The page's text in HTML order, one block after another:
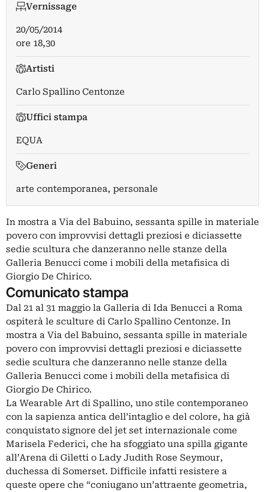
Vernissage
20/05/2014
ore 18,30
Artisti
Carlo Spallino Centonze
Uffici stampa
EQUA
Generi
arte contemporanea, personale
In mostra a Via del Babuino, sessanta spille in materiale
povero con improvvisi dettagli preziosi e diciassette
sedie scultura che danzeranno nelle stanze della
Galleria Benucci come i mobili della metafisica di
Giorgio De Chirico.
Comunicato stampa
Dal 21 al 31 maggio la Galleria di Ida Benucci a Roma
ospiterà le sculture di Carlo Spallino Centonze. In
mostra a Via del Babuino, sessanta spille in materiale
povero con improvvisi dettagli preziosi e diciassette
sedie scultura che danzeranno nelle stanze della
Galleria Benucci come i mobili della metafisica di
Giorgio De Chirico.
La Wearable Art di Spallino, uno stile contemporaneo
con la sapienza antica dell’intaglio e del colore, ha già
conquistato signore del jet set internazionale come
Marisela Federici, che ha sfoggiato una spilla gigante
all’Arena di Giletti o Lady Judith Rose Seymour,
duchessa di Somerset. Difficile infatti resistere a
queste opere che “coniugano un’attraente geometria,